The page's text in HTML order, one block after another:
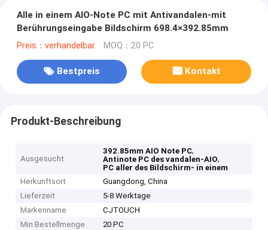
Alle in einem AIO-Note PC mit Antivandalen-mit
Berührungseingabe Bildschirm 698.4×392.85mm
Preis：verhandelbar MOQ：20 PC
Bestpreis Kontakt
Produkt-Beschreibung
Ausgesucht
392.85mm AIO Note PC,
Antinote PC des vandalen-AIO,
PC aller des Bildschirm- in einem
Herkunftsort
Guangdong, China
Lieferzeit
5-8 Werktage
Markenname
CJTOUCH
Min Bestellmenge
20 PC